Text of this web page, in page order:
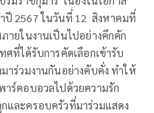
ปี 2567 ในวันที่ 12 สิงหาคมที่
ายในงานเป็นไปอย่างคึกคัก
ศที่ได้รับการคัดเลือกเข้ารับ
าร่วมงานกันอย่างคับคั่ง ทำให้
าร์คอบอวลไปด้วยความรัก
และครอบครัวที่มาร่วมแสดง